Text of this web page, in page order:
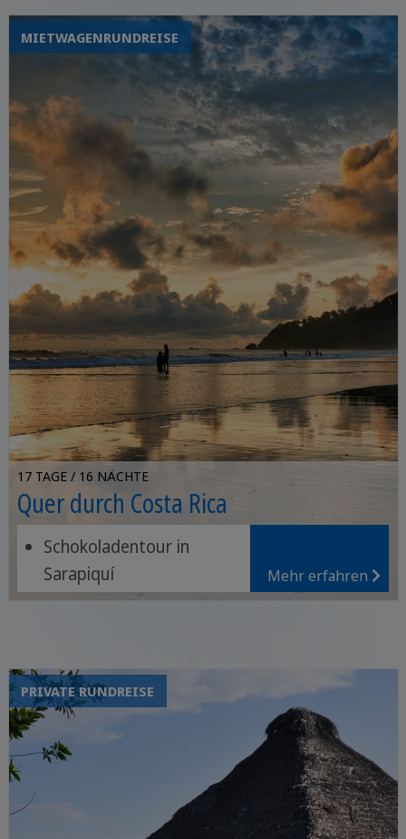
MIETWAGENRUNDREISE
17 TAGE / 16 NÄCHTE
Quer durch Costa Rica
Schokoladentour in
Sarapiquí
Canopy-Abenteuer in
zum Entspannen
Mehr erfahren
PRIVATE RUNDREISE